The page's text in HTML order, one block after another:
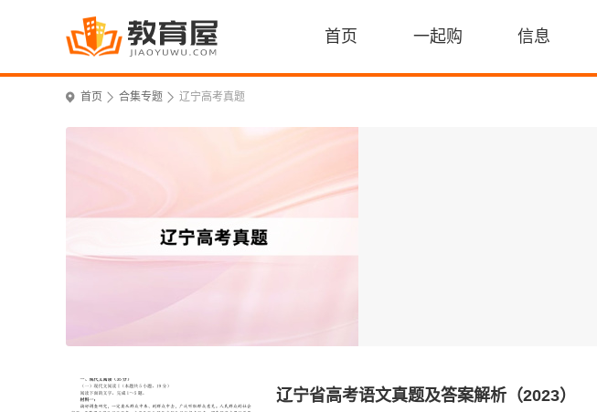
首页 一起购 信息
首页 合集专题 辽宁高考真题
辽宁省高考语文真题及答案解析（2023）